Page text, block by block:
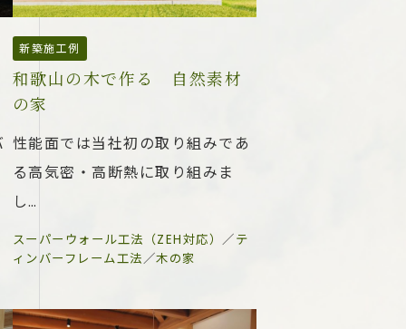
新築施工例
和歌山の木で作る 自然素材
の家
性能面では当社初の取り組みであ
る高気密・高断熱に取り組みま
し…
スーパーウォール工法（ZEH対応）／テ
ィンバーフレーム工法／木の家